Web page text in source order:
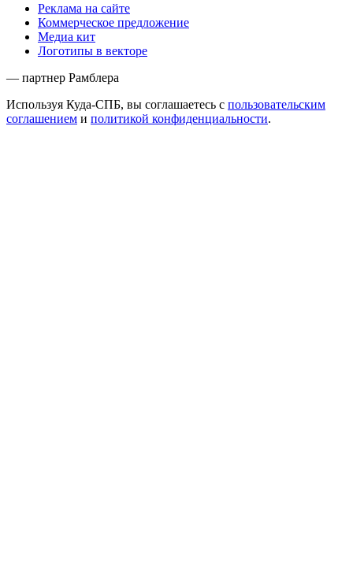
Реклама на сайте
Коммерческое предложение
Медиа кит
Логотипы в векторе
— партнер Рамблера
Используя Куда-СПБ, вы соглашаетесь с пользовательским
соглашением и политикой конфиденциальности.